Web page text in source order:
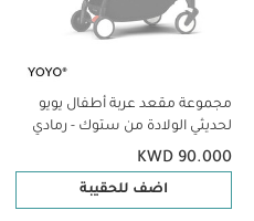
مجموعة مقعد عربة أطفال يويو
لحديثي الولادة من ستوك - رمادي
KWD 90.000
اضف للحقيبة